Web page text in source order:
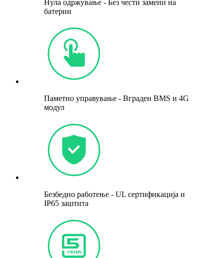
Нула одржување - Без чести замени на
батерии
Паметно управување - Вграден BMS и 4G
модул
Безбедно работење - UL сертификација и
IP65 заштита